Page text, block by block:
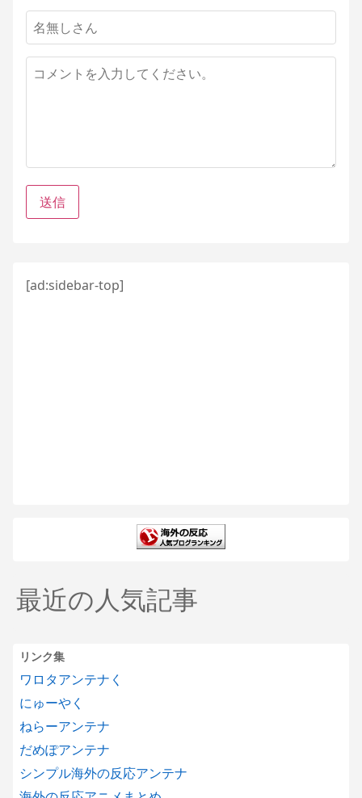
名
前
コ
メ
最近の人気記事
リンク集
ワロタアンテナく
にゅーやく
ねらーアンテナ
だめぽアンテナ
シンプル海外の反応アンテナ